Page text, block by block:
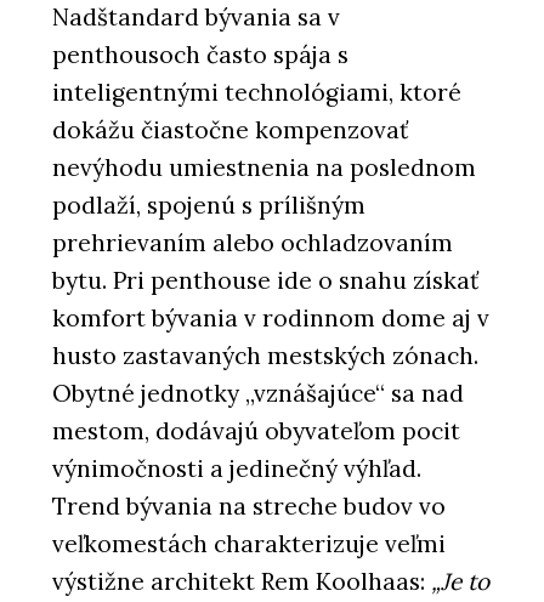
Nadštandard bývania sa v
penthousoch často spája s
inteligentnými technológiami, ktoré
dokážu čiastočne kompenzovať
nevýhodu umiestnenia na poslednom
podlaží, spojenú s prílišným
prehrievaním alebo ochladzovaním
bytu. Pri penthouse ide o snahu získať
komfort bývania v rodinnom dome aj v
husto zastavaných mestských zónach.
Obytné jednotky „vznášajúce“ sa nad
mestom, dodávajú obyvateľom pocit
výnimočnosti a jedinečný výhľad.
Trend bývania na streche budov vo
veľkomestách charakterizuje veľmi
výstižne architekt Rem Koolhaas: „Je to